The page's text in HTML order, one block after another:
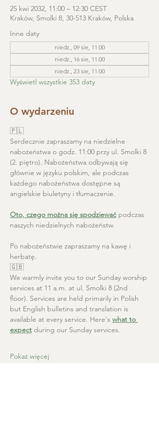
25 kwi 2032, 11:00 – 12:30 CEST
Kraków, Smolki 8, 30-513 Kraków, Polska
Inne daty
niedz., 09 sie, 11:00
niedz., 16 sie, 11:00
niedz., 23 sie, 11:00
Wyświetl wszystkie 353 daty
O wydarzeniu
🇵🇱
Serdecznie zapraszamy na niedzielne
nabożeństwa o godz. 11:00 przy ul. Smolki 8
(2. piętro). Nabożeństwa odbywają się
głównie w języku polskim, ale podczas
każdego nabożeństwa dostępne są
angielskie biuletyny i tłumaczenie.
Oto, czego można się spodziewać podczas
naszych niedzielnych nabożeństw.
Po nabożeństwie zapraszamy na kawę i
herbatę.
🇬🇧
We warmly invite you to our Sunday worship
services at 11 a.m. at ul. Smolki 8 (2nd
floor). Services are held primarily in Polish
but English bulletins and translation is
available at every service. Here's what to
expect during our Sunday services.
Pokaż więcej